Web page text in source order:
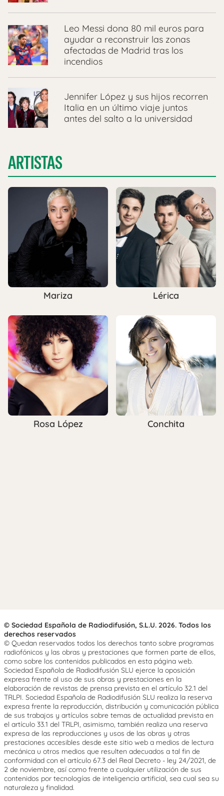
Leo Messi dona 80 mil euros para
ayudar a reconstruir las zonas
afectadas de Madrid tras los
incendios
Jennifer López y sus hijos recorren
Italia en un último viaje juntos
antes del salto a la universidad
ARTISTAS
Mariza Lérica
Rosa López Conchita
© Sociedad Española de Radiodifusión, S.L.U. 2026. Todos los
derechos reservados
© Quedan reservados todos los derechos tanto sobre programas
radiofónicos y las obras y prestaciones que formen parte de ellos,
como sobre los contenidos publicados en esta página web.
Sociedad Española de Radiodifusión SLU ejerce la oposición
expresa frente al uso de sus obras y prestaciones en la
elaboración de revistas de prensa prevista en el artículo 32.1 del
TRLPI. Sociedad Española de Radiodifusión SLU realiza la reserva
expresa frente la reproducción, distribución y comunicación pública
de sus trabajos y artículos sobre temas de actualidad prevista en
el artículo 33.1 del TRLPI, asimismo, también realiza una reserva
expresa de las reproducciones y usos de las obras y otras
prestaciones accesibles desde este sitio web a medios de lectura
mecánica u otros medios que resulten adecuados a tal fin de
conformidad con el artículo 67.3 del Real Decreto - ley 24/2021, de
2 de noviembre, así como frente a cualquier utilización de sus
contenidos por tecnologías de inteligencia artificial, sea cual sea su
naturaleza y finalidad.